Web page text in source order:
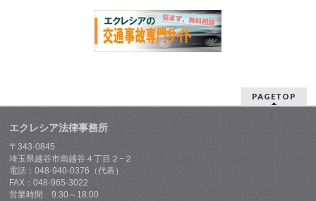
PAGETOP
エクレシア法律事務所
〒343-0845
埼玉県越谷市南越谷４丁目２−２
電話：048-940-0376（代表）
FAX：048-965-3022
営業時間 9:30～18:00